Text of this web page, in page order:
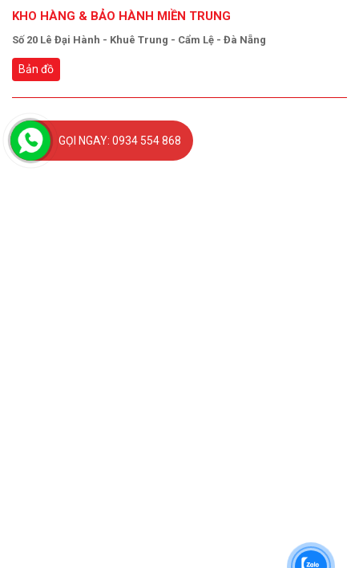
KHO HÀNG & BẢO HÀNH MIỀN TRUNG
Số 20 Lê Đại Hành - Khuê Trung - Cẩm Lệ - Đà Nẵng
Bản đồ
GỌI NGAY: 0934 554 868